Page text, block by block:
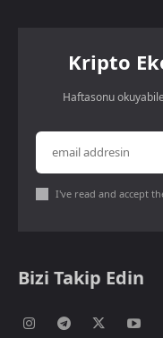
Kripto
Haftasonu
I've read and accept
Bizi Takip Edin